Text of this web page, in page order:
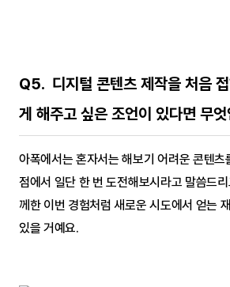
Q5.  디지털 콘텐츠 제작을 처음
게 해주고 싶은 조언이 있다면 무
아폭에서는 혼자서는 해보기 어려운 콘텐츠
점에서 일단 한 번 도전해보시라고 말씀드
께한 이번 경험처럼 새로운 시도에서 얻는
있을 거예요.